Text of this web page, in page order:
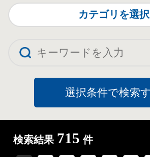
カテゴリを選択
検索結果 715 件